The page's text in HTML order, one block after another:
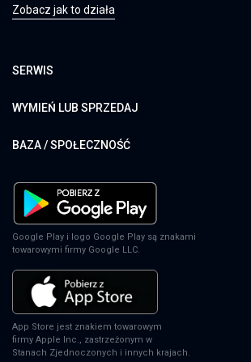
Zobacz jak to działa
SERWIS
WYMIEŃ LUB SPRZEDAJ
BAZA / SPOŁECZNOŚĆ
Google Play i logo Google Play są znakami
towarowymi firmy Google LLC.
App Store jest znakiem towarowym
firmy Apple Inc., zastrzeżonym w
Stanach Zjednoczonych i innych krajach.